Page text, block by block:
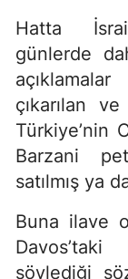
Hatta
günlerde
çıkarılan
Türkiye’nin
Barzani
satılmış ya
Buna ilave
Davos’taki
söylediği